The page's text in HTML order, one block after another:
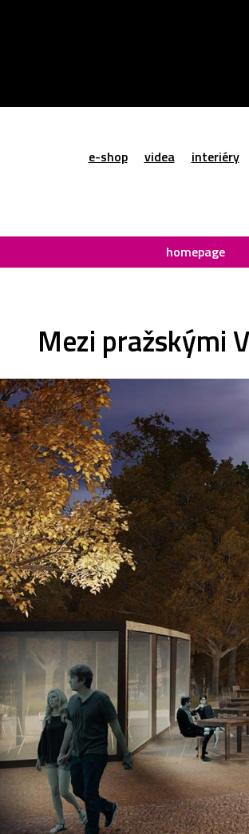
e-shop videa interiéry
homepage
Mezi pražskými